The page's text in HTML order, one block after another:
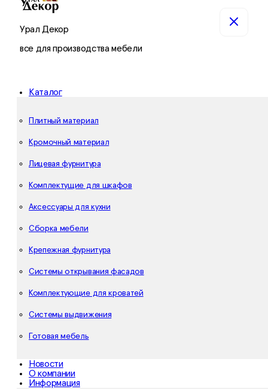
Урал Декор
все для производства мебели
Каталог
Плитный материал
Кромочный материал
Лицевая фурнитура
Комплектущие для шкафов
Аксессуары для кухни
Сборка мебели
Крепежная фурнитура
Системы открывания фасадов
Комплектующие для кроватей
Системы выдвижения
Готовая мебель
Новости
О компании
Информация